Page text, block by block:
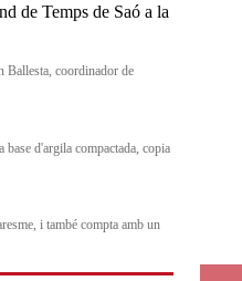
Ballesta, coordinador de
base d'argila compactada, copia
i també compta amb un